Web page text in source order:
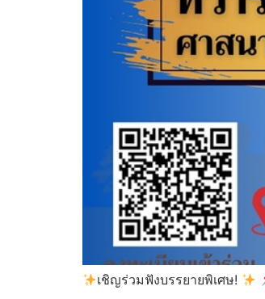
เชิญร่วมฟังบรรยายพิเศษ!